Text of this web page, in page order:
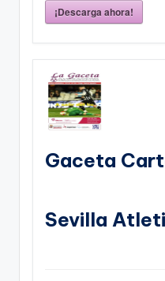
¡Descarga ahora!
Gaceta
Sevilla